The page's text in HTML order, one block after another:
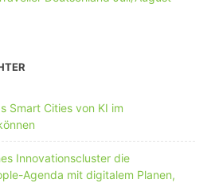
Smart Cities von KI im
Innovationscluster die
Agenda mit digitalem Planen,